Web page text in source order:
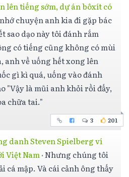
lên tiếng sớm, dự án bôxít có
chuyện anh kia đi gặp bác
sao dạo này tôi đánh rắm
có tiếng cũng không có mùi
anh về uống hết xong lên
gì kì quá, uống vào đánh
"Vậy là mũi anh khỏi rồi đấy,
chữa tai."
3 201
danh Steven Spielberg ví
Việt Nam·Nhưng chúng tôi
cá mập. Và cái cảnh ông thấy